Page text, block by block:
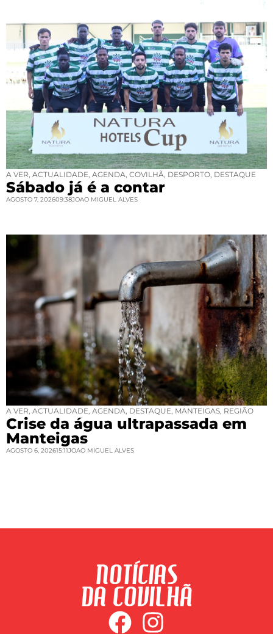
A VER, ACTUALIDADE, AGENDA, COVILHÃ, DESPORTO, DESTAQUE
Sábado já é a contar
AGOSTO 7, 202609:38JOAO MIGUEL ALVES
A VER, ACTUALIDADE, AGENDA, DESTAQUE, MANTEIGAS, REGIÃO
Crise da água ultrapassada em
Manteigas
AGOSTO 6, 202615:11JOAO MIGUEL ALVES